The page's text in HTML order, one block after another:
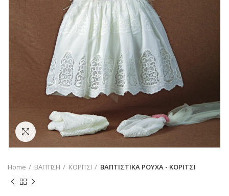
Click to enlarge
Home ΒΑΠΤΙΣΗ ΚΟΡΙΤΣΙ ΒΑΠΤΙΣΤΙΚΑ ΡΟΥΧΑ - ΚΟΡΙΤΣΙ